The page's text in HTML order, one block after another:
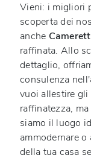
Vieni: i migliori
scoperta dei
anche
raffinata. Allo
dettaglio,
consulenza
vuoi allestire gli
raffinatezza,
siamo il luogo
ammodernare
della tua casa